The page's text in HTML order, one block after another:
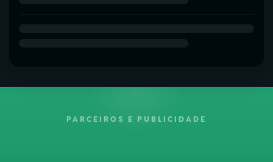
PARCEIROS E PUBLICIDADE